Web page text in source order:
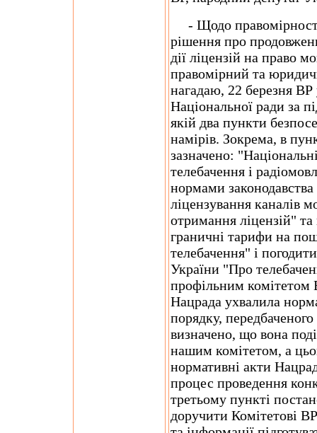
- Щодо
рішення про
дії ліцензій на право
правомірний та
нагадаю, 22 березня ВР
Національної ради за
якій два пункти
намірів. Зокрема, в
зазначено:
телебачення і
нормами
ліцензування каналів
отримання ліцензій"
граничні тарифи на
телебачення" і
України "Про
профільним комітетом
Нацрада ухвалила
порядку,
визначено, що вона
нашим комітетом, а
нормативні акти
процес проведення
третьому пункті
доручити Комітетові